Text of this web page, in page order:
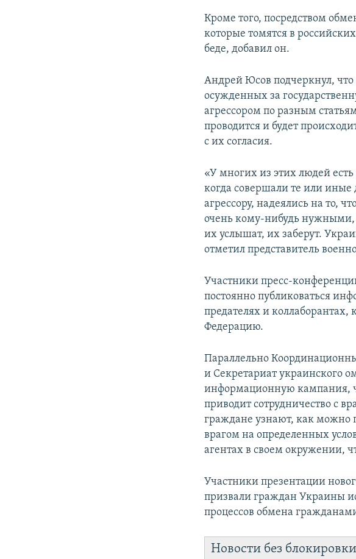
Кроме того, посредством
которые томятся в
беде, добавил он.
Андрей Юсов подчеркнул,
осужденных за
агрессором по разным
проводится и будет
с их согласия.
«У многих из этих людей
когда совершали те или иные
агрессору, надеялись на то,
очень кому-нибудь нужными,
их услышат, их заберут.
отметил представитель
Участники пресс-
постоянно публиковаться
предателях и коллаборантах,
Федерацию.
Параллельно
и Секретариат украинского
информационную кампания,
приводит сотрудничество с
граждане узнают, как можно
врагом на определенных
агентах в своем окружении,
Участники презентации
призвали граждан Украины
процессов обмена
Новости без